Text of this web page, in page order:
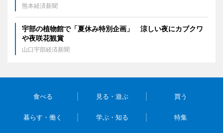
熊本経済新聞
宇部の植物館で「夏休み特別企画」 涼しい夜にカブクワ
や夜咲花観賞
山口宇部経済新聞
食べる 見る・遊ぶ 買う
暮らす・働く 学ぶ・知る 特集